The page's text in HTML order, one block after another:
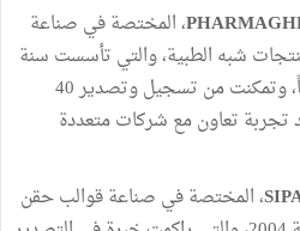
، المختصة في صناعة
شبه الطبية، والتي تأسست سنة
1985 وتنتج أكثر من 120 منتجاً، وتمكنت من تسجيل وتصدير 40
بعد تجربة تعاون مع شركات متعددة
، المختصة في صناعة قوالب حقن